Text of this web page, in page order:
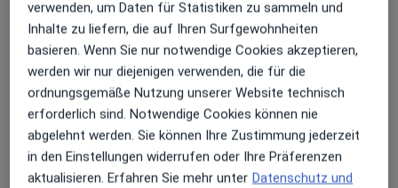
Offene Übungsabende Bioenergetik
Zwei Mal im Monat biete ich Bioenergetische
Körperübungen an. Wer sich lebendiger und
entspannter fühlen und mehr Energie haben möchte
ist herzlich zu den offenen Übungsabenden
eingeladen!
verwenden, um Daten für Statistiken zu sammeln und
Inhalte zu liefern, die auf Ihren Surfgewohnheiten
basieren. Wenn Sie nur notwendige Cookies akzeptieren,
werden wir nur diejenigen verwenden, die für die
ordnungsgemäße Nutzung unserer Website technisch
erforderlich sind. Notwendige Cookies können nie
abgelehnt werden. Sie können Ihre Zustimmung jederzeit
in den Einstellungen widerrufen oder Ihre Präferenzen
aktualisieren. Erfahren Sie mehr unter Datenschutz und